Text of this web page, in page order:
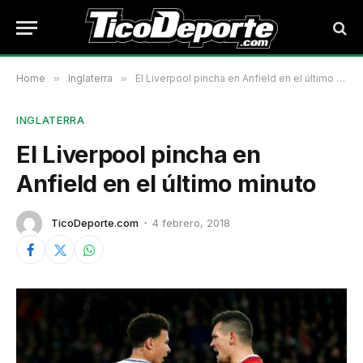
Home » Inglaterra » El Liverpool pincha en Anfield en el último minuto
INGLATERRA
El Liverpool pincha en
Anfield en el último minuto
TicoDeporte.com 4 febrero, 2018